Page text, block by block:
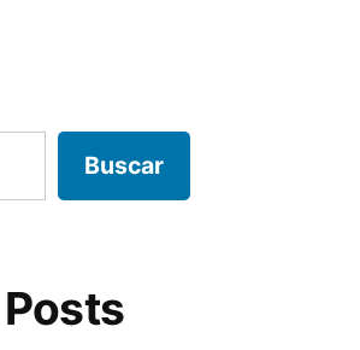
Buscar